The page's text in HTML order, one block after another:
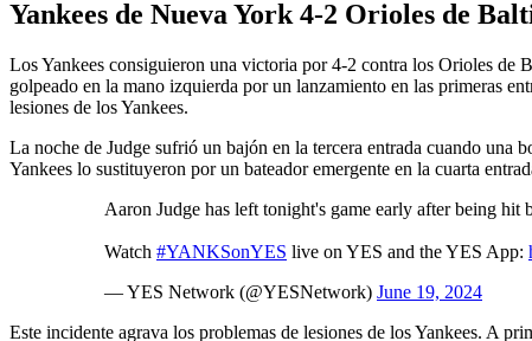
Yankees de Nueva York 4-2 Orioles de
Los Yankees consiguieron una victoria por 4-2 contra los Orioles de
golpeado en la mano izquierda por un lanzamiento en las primeras
lesiones de los Yankees.
La noche de Judge sufrió un bajón en la tercera entrada cuando
Yankees lo sustituyeron por un bateador emergente en la cuarta
Aaron Judge has left tonight's game early after being
Watch #YANKSonYES live on YES and the YES App:
— YES Network (@YESNetwork) June 19, 2024
Este incidente agrava los problemas de lesiones de los Yankees. A